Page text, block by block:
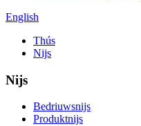
English
Thús
Nijs
Nijs
Bedriuwsnijs
Produktnijs